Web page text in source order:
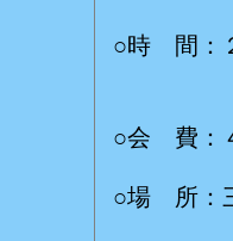
○時 間：
＊１９
○会 費：
○場 所：